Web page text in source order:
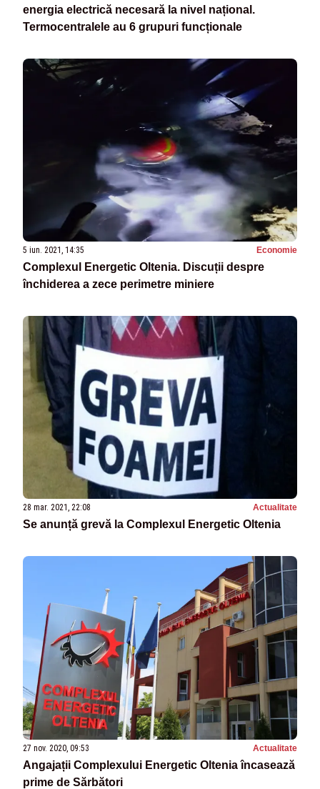
energia electrică necesară la nivel național.
Termocentralele au 6 grupuri funcționale
5 iun. 2021, 14:35 Economie
Complexul Energetic Oltenia. Discuții despre
închiderea a zece perimetre miniere
28 mar. 2021, 22:08 Actualitate
Se anunță grevă la Complexul Energetic Oltenia
27 nov. 2020, 09:53 Actualitate
Angajații Complexului Energetic Oltenia încasează
prime de Sărbători